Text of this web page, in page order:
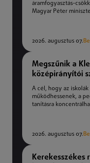
áramfogyasztás-
Magyar Péter
2026. augusztus 07.
Megszűnik a
középirányítói
A cél, hogy az
működhessenek, a
tanításra
2026. augusztus 07.
Kerekesszékes